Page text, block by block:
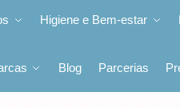
Higiene e Bem-estar
Blog Parcerias